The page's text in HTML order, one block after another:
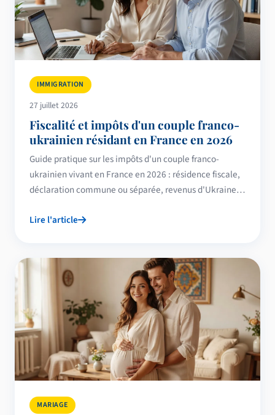
IMMIGRATION
27 juillet 2026
Fiscalité et impôts d'un couple franco-
ukrainien résidant en France en 2026
Guide pratique sur les impôts d'un couple franco-
ukrainien vivant en France en 2026 : résidence fiscale,
déclaration commune ou séparée, revenus d'Ukraine,
source et protection temporaire.
Lire l'article
MARIAGE